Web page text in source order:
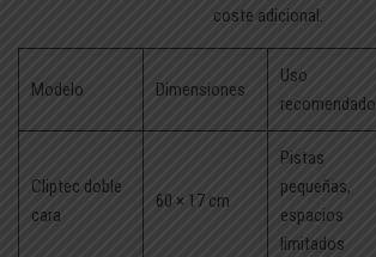
coste adicional.
Modelo Dimensiones
Uso
recomendado
Cliptec doble
cara
60 × 17 cm
Pistas
pequeñas,
espacios
limitados